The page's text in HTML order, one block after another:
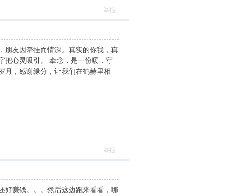
举报
朋友因牵挂而情深。真实的你我，真
把心灵吸引。 牵念，是一份暖，守
月，感谢缘分，让我们在鹤赫里相
举报
好赚钱。。。然后这边跑来看看，哪